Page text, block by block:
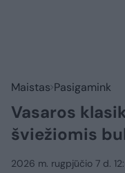
Maistas Pasigamink
Vasaros
šviežiomis
2026 m. rugpjūčio 7 d.